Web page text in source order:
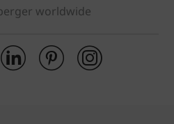
worldwide